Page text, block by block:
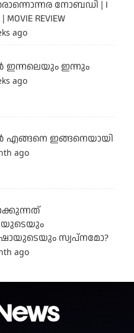
നോബഡി | I
MOVIE REVIEW
ago
ഇന്നലെയും ഇന്നും
ago
എങ്ങനെ ഇങ്ങനെയായി
ago
സ്വപ്നമോ?
ago